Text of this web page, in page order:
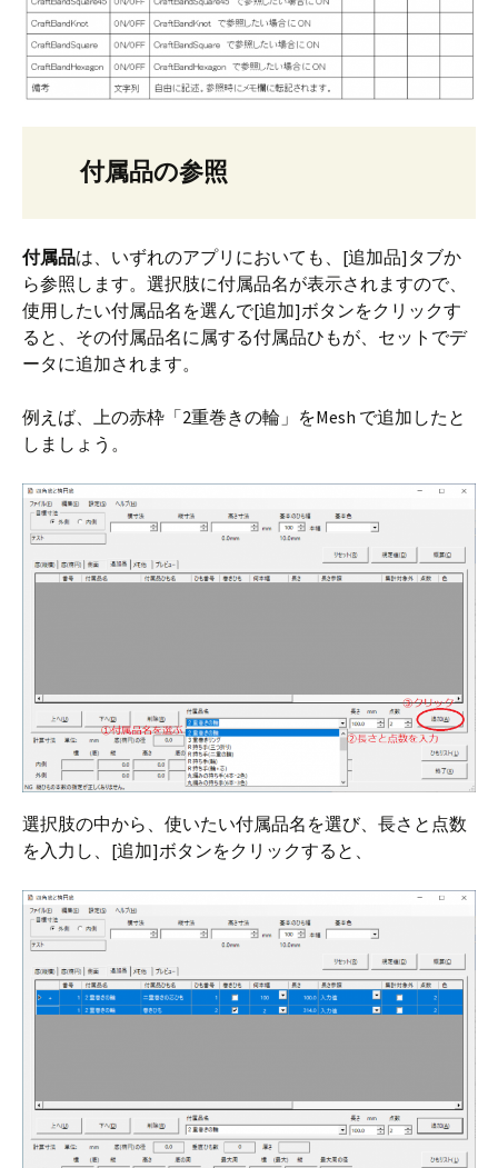
付属品の参照
付属品は、いずれのアプリにおいても、[追加品]タブか
ら参照します。選択肢に付属品名が表示されますので、
使用したい付属品名を選んで[追加]ボタンをクリックす
ると、その付属品名に属する付属品ひもが、セットでデ
ータに追加されます。
例えば、上の赤枠「2重巻きの輪」をMesh で追加したと
しましょう。
選択肢の中から、使いたい付属品名を選び、長さと点数
を入力し、[追加]ボタンをクリックすると、